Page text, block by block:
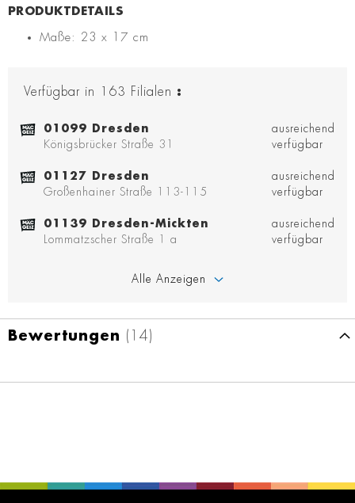
Maße: 23 x 17 cm
Verfügbar in 163 Filialen :
01099 Dresden
Königsbrücker Straße 31
ausreichend
verfügbar
01127 Dresden
Großenhainer Straße 113-115
ausreichend
verfügbar
01139 Dresden-Mickten
Lommatzscher Straße 1 a
ausreichend
verfügbar
Alle Anzeigen
Bewertungen 14